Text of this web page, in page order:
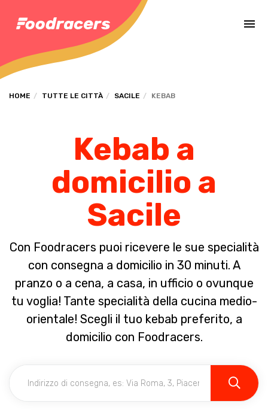
HOME TUTTE LE CITTÀ SACILE KEBAB
Kebab a
domicilio a
Sacile
Con Foodracers puoi ricevere le sue specialità
con consegna a domicilio in 30 minuti. A
pranzo o a cena, a casa, in ufficio o ovunque
tu voglia! Tante specialità della cucina medio-
orientale! Scegli il tuo kebab preferito, a
domicilio con Foodracers.